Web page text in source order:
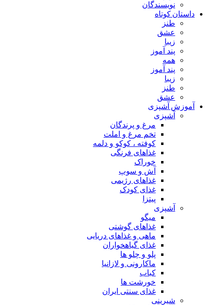
نویسندگان
داستان کوتاه
طنز
عشق
زیبا
پند آموز
همه
پند آموز
زیبا
طنز
عشق
آموزش آشپزی
آشپزی
مرغ و پرندگان
تخم مرغ و املت
کوفته ، کوکو و دلمه
غذاهای فرنگی
خوراک
آش و سوپ
غذاهای رژیمی
غذای کودک
پیتزا
آشپزی
میگو
غذاهای گوشتی
ماهی و غذاهای دریایی
غذای گیاهخواران
پلو و چلو ها
ماکارونی و لازانیا
کباب
خورشت ها
غذای سنتی ایران
شیرینی